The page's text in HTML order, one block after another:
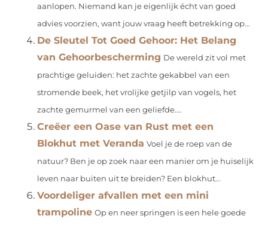
aanlopen. Niemand kan je eigenlijk écht van goed
advies voorzien, want jouw vraag heeft betrekking op...
De Sleutel Tot Goed Gehoor: Het Belang
van Gehoorbescherming De wereld zit vol met
prachtige geluiden: het zachte gekabbel van een
stromende beek, het vrolijke getjilp van vogels, het
zachte gemurmel van een geliefde....
Creëer een Oase van Rust met een
Blokhut met Veranda Voel je de roep van de
natuur? Ben je op zoek naar een manier om je huiselijk
leven naar buiten uit te breiden? Een blokhut...
Voordeliger afvallen met een mini
trampoline Op en neer springen is een hele goede